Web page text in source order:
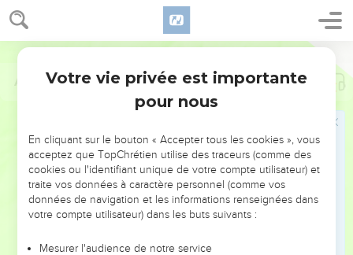
NE MANQUEZ PAS L’ÉVÉNEMENT
DE L’ANNÉE !
ET SI LEURS ERREURS POUVAIENT VOUS ÉVITER LES
VOTRES ?
leur foi ou leur vision. Mais on voit moins les doutes, les erreurs
Abdias 1
Votre vie privée est importante
pour nous
En cliquant sur le bouton « Accepter tous les cookies », vous
acceptez que TopChrétien utilise des traceurs (comme des
cookies ou l'identifiant unique de votre compte utilisateur) et
traite vos données à caractère personnel (comme vos
données de navigation et les informations renseignées dans
votre compte utilisateur) dans les buts suivants :
Mesurer l'audience de notre service